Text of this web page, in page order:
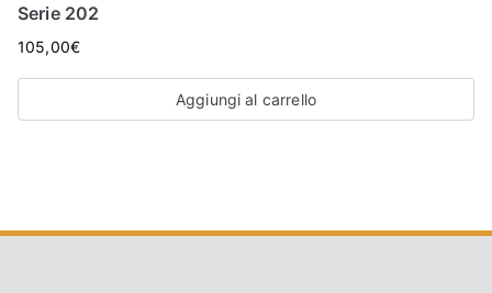
Serie 202
105,00€
Aggiungi al carrello